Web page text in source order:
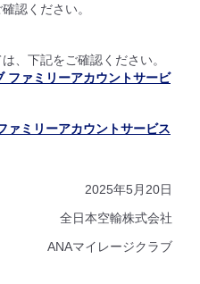
認ください。
、下記をご確認ください。
ファミリーアカウントサービ
ァミリーアカウントサービス
2025年5月20日
全日本空輸株式会社
ANAマイレージクラブ